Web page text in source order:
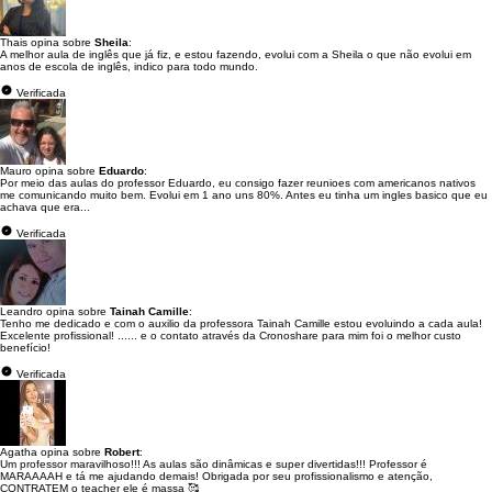
Thais opina sobre Sheila:
A melhor aula de inglês que já fiz, e estou fazendo, evolui com a Sheila o que não evolui em
anos de escola de inglês, indico para todo mundo.
Verificada
Mauro opina sobre Eduardo:
Por meio das aulas do professor Eduardo, eu consigo fazer reunioes com americanos nativos
me comunicando muito bem. Evolui em 1 ano uns 80%. Antes eu tinha um ingles basico que eu
achava que era...
Verificada
Leandro opina sobre Tainah Camille:
Tenho me dedicado e com o auxilio da professora Tainah Camille estou evoluindo a cada aula!
Excelente profissional! ...... e o contato através da Cronoshare para mim foi o melhor custo
benefício!
Verificada
Agatha opina sobre Robert:
Um professor maravilhoso!!! As aulas são dinâmicas e super divertidas!!! Professor é
MARAAAAH e tá me ajudando demais! Obrigada por seu profissionalismo e atenção,
CONTRATEM o teacher ele é massa 🥰